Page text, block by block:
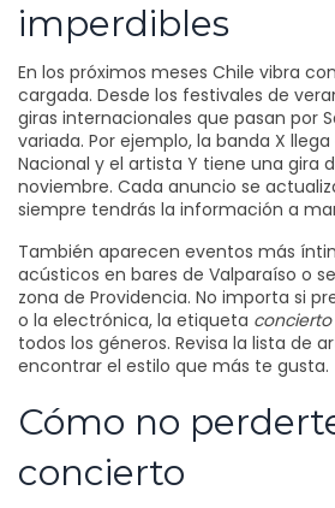
imperdibles
En los próximos meses Chile vibra
cargada. Desde los festivales de
giras internacionales que pasan por
variada. Por ejemplo, la banda X
Nacional y el artista Y tiene una gira
noviembre. Cada anuncio se
siempre tendrás la información a
También aparecen eventos más
acústicos en bares de Valparaíso o
zona de Providencia. No importa si
o la electrónica, la etiqueta concierto
todos los géneros. Revisa la lista de
encontrar el estilo que más te gusta.
Cómo no
concierto